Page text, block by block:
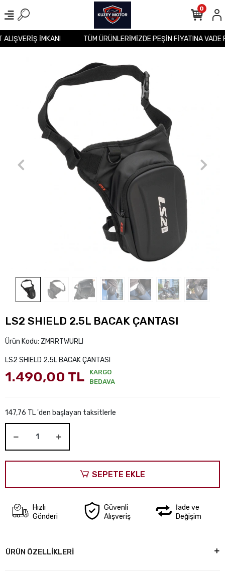
ALIŞVERİŞ İMKANI TÜM ÜRÜNLERİMİZDE PEŞİN FİYATINA
0
LS2 SHIELD 2.5L BACAK ÇANTASI
Ürün Kodu: ZMRRTWURLI
LS2 SHIELD 2.5L BACAK ÇANTASI
1.490,00 TL
KARGO
BEDAVA
147,76 TL 'den başlayan taksitlerle
SEPETE EKLE
Hızlı
Gönderi
Güvenli
Alışveriş
İade ve
Değişim
ÜRÜN ÖZELLİKLERİ